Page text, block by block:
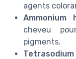
agents
Ammonium
cheveu
pigments.
Tetrasodium